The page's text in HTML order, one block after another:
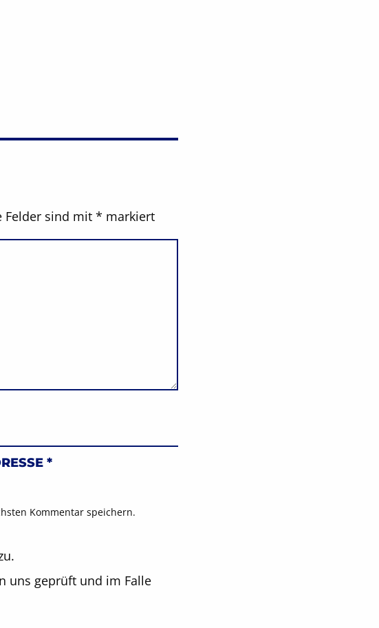
Felder sind mit * markiert
*
Kommentar speichern.
uns geprüft und im Falle